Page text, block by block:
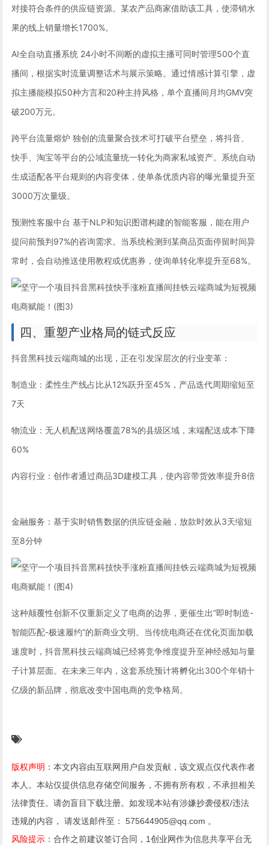
对接符合条件的供应链资源。某农产品商家借助该工具，使滞销水
果的线上销量增长1700%。
AI全自动直播系统 24小时不间断的虚拟主播可同时管理500个直
播间，根据实时流量调整话术与展示策略。通过情感计算引擎，虚
拟主播能模拟50种方言和20种主持风格，单个直播间月均GMV突
破200万元。
跨平台流量熔炉 独创的流量聚合技术可打破平台壁垒，将抖音、
快手、淘宝等平台的公域流量统一转化为商家私域资产。系统自动
生成适配各平台规则的内容变体，使单条优质内容的曝光量提升至
3000万次量级。
预测性客服中台 基于NLP和知识图谱构建的智能客服，能在用户
提问前预判97%的咨询需求。当系统检测到某商品页面停留时间异
常时，会自动推送使用教程或优惠券，使询单转化率提升至68%。
四、重塑产业格局的链式反应
抖音黑科技云端商城的出现，正在引发深层次的行业变革：
制造业：柔性生产线占比从12%跃升至45%，产品迭代周期缩短至
7天
物流业：无人机配送网络覆盖78%的县级区域，末端配送成本下降
60%
内容行业：创作者通过商品3D建模工具，使内容带货效率提升8倍
金融服务：基于实时销售数据的供应链金融，放款时效从3天缩短
至8分钟
这种颠覆性创新不仅重新定义了电商的边界，更催生出”即时制造-
智能匹配-极速履约”的新商业文明。当传统电商还在优化页面加载
速度时，抖音黑科技云端商城已经将竞争维度提升至神经感知与量
子计算层面。在未来三年内，这套系统预计将孵化出300个年销十
亿级的新品牌，彻底改变中国电商的竞争格局。
版权声明 ：本文内容由互联网用户自发贡献，该文观点仅代表作者
本人。本站仅提供信息存储空间服务，不拥有所有权，不承担相关
法律责任。请勿盲目下载注册。如发现本站有涉嫌抄袭侵权/违法
违规的内容， 请发送邮件至： 575644905@qq.com 。
风险提示 ：合作之前建议签订合同，1创业网作为信息共享平台无